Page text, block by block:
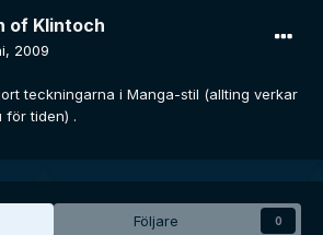
of Klintoch
2009
teckningarna i Manga-stil (allting verkar
för tiden) .
Följare 0